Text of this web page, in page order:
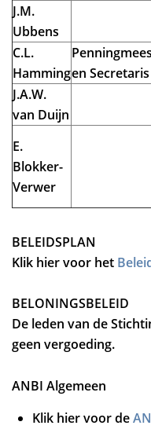
J.M.
Ubbens
C.L.
Hammingen Secretaris
J.A.W.
van Duijn
E.
Blokker-
Verwer
BELEIDSPLAN
Klik hier voor het
BELONINGSBELEID
De leden van de
geen vergoeding.
ANBI Algemeen
Klik hier voor de